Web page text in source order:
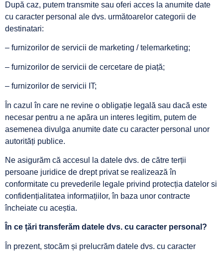
După caz, putem transmite sau oferi acces la anumite date
cu caracter personal ale dvs. următoarelor categorii de
destinatari:
– furnizorilor de servicii de marketing / telemarketing;
– furnizorilor de servicii de cercetare de piață;
– furnizorilor de servicii IT;
În cazul în care ne revine o obligație legală sau dacă este
necesar pentru a ne apăra un interes legitim, putem de
asemenea divulga anumite date cu caracter personal unor
autorități publice.
Ne asigurăm că accesul la datele dvs. de către terții
persoane juridice de drept privat se realizează în
conformitate cu prevederile legale privind protecția datelor si
confidențialitatea informațiilor, în baza unor contracte
încheiate cu aceștia.
În ce țări transferăm datele dvs. cu caracter personal?
În prezent, stocăm și prelucrăm datele dvs. cu caracter